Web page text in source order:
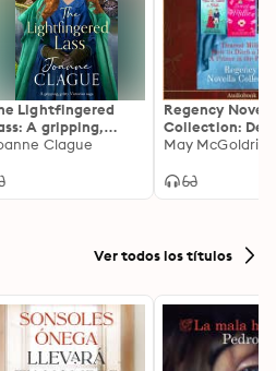
Lightfingered
A gripping,
Victorian saga
Clague
Regency
Collection:
Millie, How to
the Pantry
Ver todos los títulos